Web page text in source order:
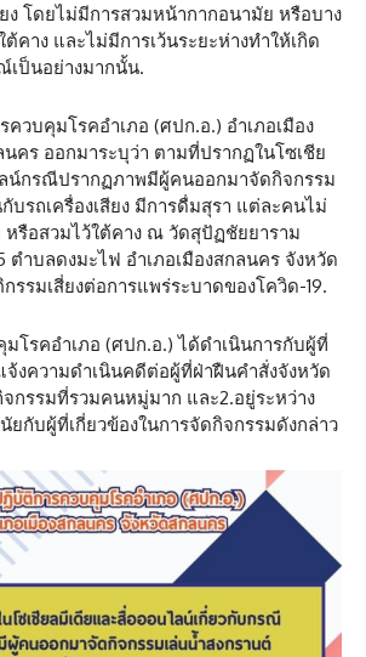
ง โดยไม่มีการสวมหน้ากากอนามัย หรือบาง
คาง และไม่มีการเว้นระยะห่างทำให้เกิด
เป็นอย่างมากนั้น.
วบคุมโรคอำเภอ (ศปก.อ.) อำเภอเมือง
คร ออกมาระบุว่า ตามที่ปรากฏในโซเชีย
น์กรณีปรากฏภาพมีผู้คนออกมาจัดกิจกรรม
บรถเครื่องเสียง มีการดื่มสุรา แต่ละคนไม่
รือสวมไว้ใต้คาง ณ วัดสุปัฏชัยยาราม
ำบลดงมะไฟ อำเภอเมืองสกลนคร จังหวัด
รรมเสี่ยงต่อการแพร่ระบาดของโควิด-19.
โรคอำเภอ (ศปก.อ.) ได้ดำเนินการกับผู้ที่
จ้งความดำเนินคดีต่อผู้ที่ฝ่าฝืนคำสั่งจังหวัด
กรรมที่รวมคนหมู่มาก และ2.อยู่ระหว่าง
ยกับผู้ที่เกี่ยวข้องในการจัดกิจกรรมดังกล่าว